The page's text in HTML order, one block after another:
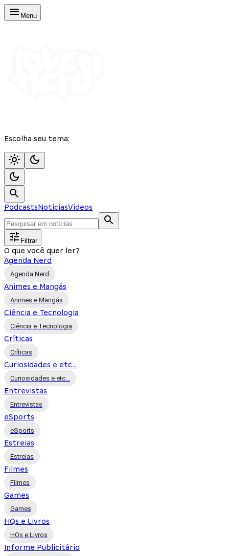
Menu
Escolha seu tema:
PodcastsNotíciasVídeos
Filtrar
O que você quer ler?
Agenda Nerd
Agenda Nerd
Animes e Mangás
Animes e Mangás
Ciência e Tecnologia
Ciência e Tecnologia
Críticas
Críticas
Curiosidades e etc...
Curiosidades e etc...
Entrevistas
Entrevistas
eSports
eSports
Estreias
Estreias
Filmes
Filmes
Games
Games
HQs e Livros
HQs e Livros
Informe Publicitário